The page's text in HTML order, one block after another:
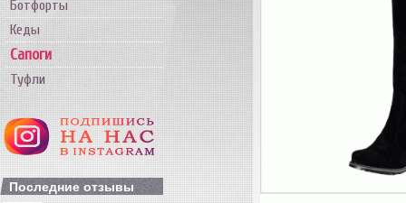
Ботфорты
Кеды
Сапоги
Туфли
Последние отзывы